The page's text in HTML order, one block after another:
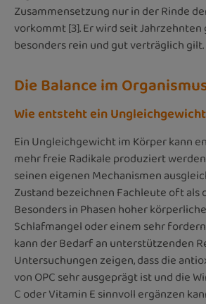
Zusammensetzung nur in der Rinde
vorkommt [3]. Er wird seit Jahrzehnten
besonders rein und gut verträglich gilt.
Die Balance im
Wie entsteht ein
Ein Ungleichgewicht im Körper kann
mehr freie Radikale produziert
seinen eigenen Mechanismen
Zustand bezeichnen Fachleute oft als
Besonders in Phasen hoher
Schlafmangel oder einem sehr
kann der Bedarf an unterstützenden
Untersuchungen zeigen, dass die
von OPC sehr ausgeprägt ist und die
C oder Vitamin E sinnvoll ergänzen